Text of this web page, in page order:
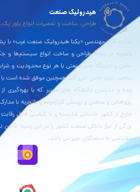
هیدرولیک صنعت
طراحی، ساخت و تعمیرات انواع پاور
شرکت فنی مهندسی «یکتا هیدرولیک صنعت غرب» با
وتجربه در زمینۀ طراحی و ساخت انواع سیستم‌ها و
خاص و دستگاه های صنعتی با هر نوع محدودیت و شرایط
ساخت تیپ خاص نمی کند همچنین موفق شده است با
زبده و مدرسین دانشگاه های معتبر که با بهره‌گیری
پژوهشی و صنعتی و پرسنلی کارآزموده و باتجربه با
خارج از کشور خدماتی شایسته و با کیفیتی قابل رقابت
بزرگی از نیاز داخلی صنعت کشور را در این زمینه
مهندسی به صنعتگران عزیز می باشد.